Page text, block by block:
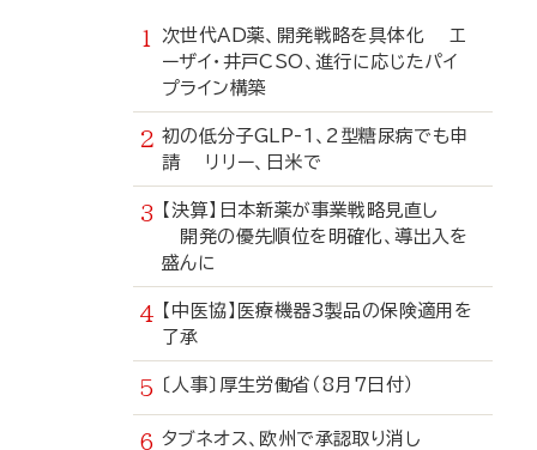
次世代AD薬、開発戦略を具体化 エ
ーザイ・井戸CSO、進行に応じたパイ
プライン構築
初の低分子GLP-1、2型糖尿病でも申
請 リリー、日米で
【決算】日本新薬が事業戦略見直し
開発の優先順位を明確化、導出入を
盛んに
【中医協】医療機器3製品の保険適用を
了承
〔人事〕厚生労働省（8月7日付）
タブネオス、欧州で承認取り消し